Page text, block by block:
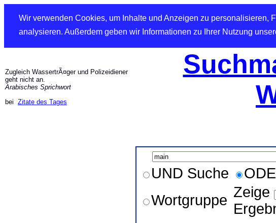
Wir verwenden Cookies, um Inhalte und Anzeigen zu personalisieren,
analysieren. Außerdem geben wir Informationen zu Ihrer Nutzung
Zugleich WassertrÃ¤ger und Polizeidiener
geht nicht an.
Arabisches Sprichwort
bei Zitate des Tages
UND Suche
Wortgruppe Zeige